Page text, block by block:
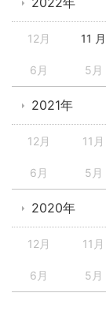
12月 11 月
6月 5月
2021年
12月 11月
6月 5月
2020年
12月 11月
6月 5月